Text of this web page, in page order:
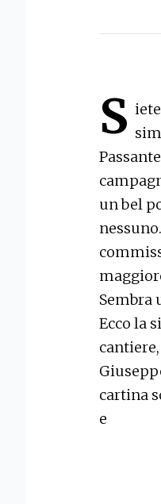
S
un bel
Sembra
Ecco la
cartina
e